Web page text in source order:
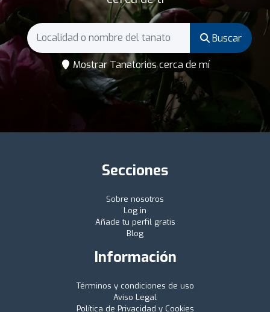
Buscar
Mostrar Tanatorios cerca de mí
Secciones
Sobre nosotros
Log in
Añade tu perfil gratis
Blog
Información
Términos y condiciones de uso
Aviso Legal
Política de Privacidad y Cookies